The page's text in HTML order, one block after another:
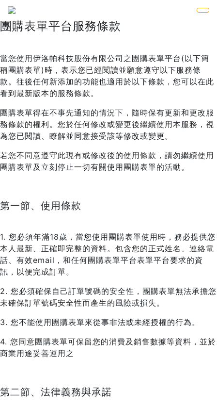
團購表單平台服務條款
當您使用伊洛帕科技股份有限公司之團購表單平台(以下簡
稱團購表單)時，表示您已經閱讀並願意遵守以下服務條
款。往後任何新添加的功能也適用於以下條款，您可以在此
看到最新版本的服務條款。
團購表單得在不事先通知的情況下，隨時保有更新和更改服
務條款的權利。您於任何修改或變更後繼續使用本服務，視
為您已閱讀、瞭解並同意接受該等修改或變更。
若您不同意遵守此現有或修改後的使用條款，請勿繼續使用
團購表單及立刻停止一切有關使用團購表單的活動。
第一節、使用條款
1. 您必須年滿18歲，當您使用團購表單使用時，務必提供您
本人最新、正確即完整的資料。包含您的正式姓名、連絡電
話、有效email，和任何團購表單平台表單平台要求的資
訊，以便完成訂單。
2. 您必須確保自己訂單號碼的安全性，團購表單無法承擔您
未確保訂單號碼安全性而產生的風險或損失。
3. 您不能使用團購表單來從事非法或未經授權的行為。
4. 您同意團購表單可保留您的消費及銷售數據等資料，並於
商業用途妥善運用之
第二節、法律義務與承諾